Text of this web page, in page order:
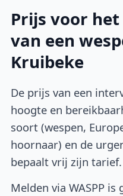
Prijs voor
van een
Kruibeke
De prijs van een
hoogte en
soort (wespen,
hoornaar) en de
bepaalt vrij zijn tarief.
Melden via WASPP